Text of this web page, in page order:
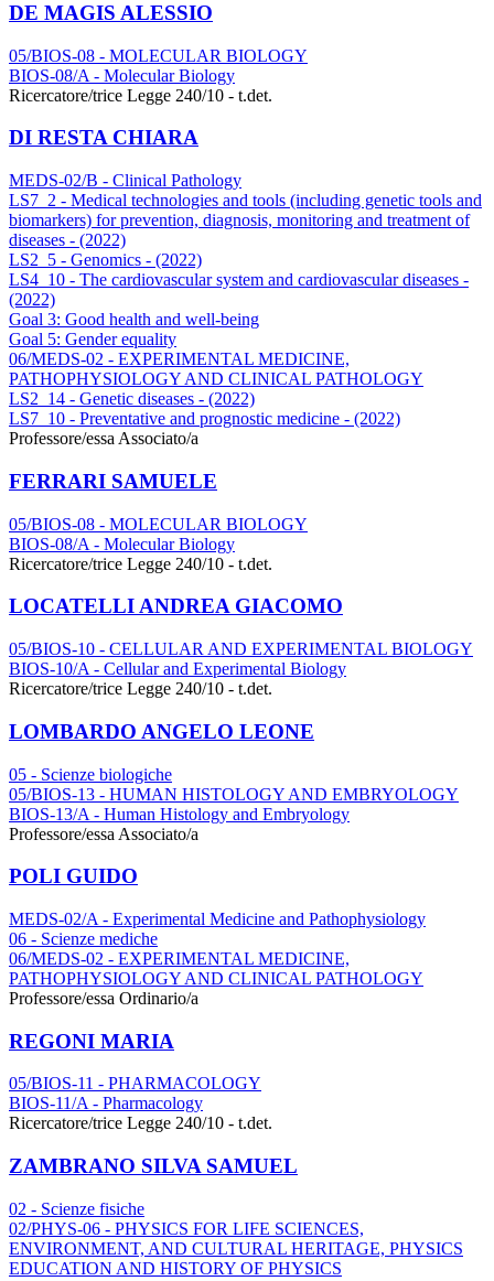
DE MAGIS ALESSIO
05/BIOS-08 - MOLECULAR BIOLOGY
BIOS-08/A - Molecular Biology
Ricercatore/trice Legge 240/10 - t.det.
DI RESTA CHIARA
MEDS-02/B - Clinical Pathology
LS7_2 - Medical technologies and tools (including genetic tools and
biomarkers) for prevention, diagnosis, monitoring and treatment of
diseases - (2022)
LS2_5 - Genomics - (2022)
LS4_10 - The cardiovascular system and cardiovascular diseases -
(2022)
Goal 3: Good health and well-being
Goal 5: Gender equality
06/MEDS-02 - EXPERIMENTAL MEDICINE,
PATHOPHYSIOLOGY AND CLINICAL PATHOLOGY
LS2_14 - Genetic diseases - (2022)
LS7_10 - Preventative and prognostic medicine - (2022)
Professore/essa Associato/a
FERRARI SAMUELE
05/BIOS-08 - MOLECULAR BIOLOGY
BIOS-08/A - Molecular Biology
Ricercatore/trice Legge 240/10 - t.det.
LOCATELLI ANDREA GIACOMO
05/BIOS-10 - CELLULAR AND EXPERIMENTAL BIOLOGY
BIOS-10/A - Cellular and Experimental Biology
Ricercatore/trice Legge 240/10 - t.det.
LOMBARDO ANGELO LEONE
05 - Scienze biologiche
05/BIOS-13 - HUMAN HISTOLOGY AND EMBRYOLOGY
BIOS-13/A - Human Histology and Embryology
Professore/essa Associato/a
POLI GUIDO
MEDS-02/A - Experimental Medicine and Pathophysiology
06 - Scienze mediche
06/MEDS-02 - EXPERIMENTAL MEDICINE,
PATHOPHYSIOLOGY AND CLINICAL PATHOLOGY
Professore/essa Ordinario/a
REGONI MARIA
05/BIOS-11 - PHARMACOLOGY
BIOS-11/A - Pharmacology
Ricercatore/trice Legge 240/10 - t.det.
ZAMBRANO SILVA SAMUEL
02 - Scienze fisiche
02/PHYS-06 - PHYSICS FOR LIFE SCIENCES,
ENVIRONMENT, AND CULTURAL HERITAGE, PHYSICS
EDUCATION AND HISTORY OF PHYSICS